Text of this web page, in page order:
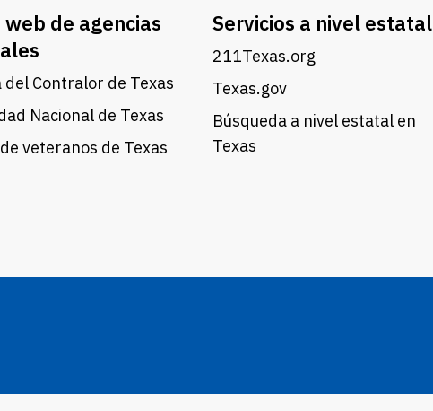
web de agencias
del Contralor de Texas
Nacional de Texas
veteranos de Texas
Servicios a nivel estatal
211Texas.org
Texas.gov
Búsqueda a nivel estatal en
Texas